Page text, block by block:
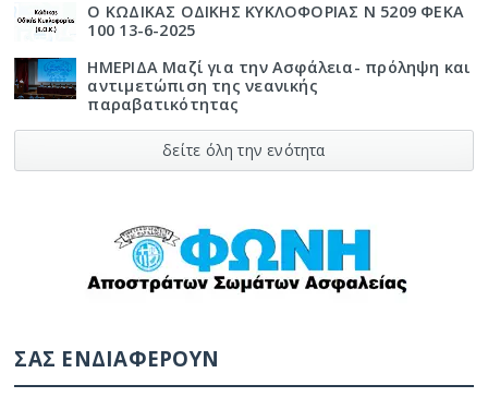
Ο ΚΩΔΙΚΑΣ ΟΔΙΚΗΣ ΚΥΚΛΟΦΟΡΙΑΣ Ν 5209 ΦΕΚΑ
100 13-6-2025
ΗΜΕΡΙΔΑ Μαζί για την Ασφάλεια- πρόληψη και
αντιμετώπιση της νεανικής
παραβατικότητας
δείτε όλη την ενότητα
ΣΑΣ ΕΝΔΙΑΦΕΡΟΥΝ